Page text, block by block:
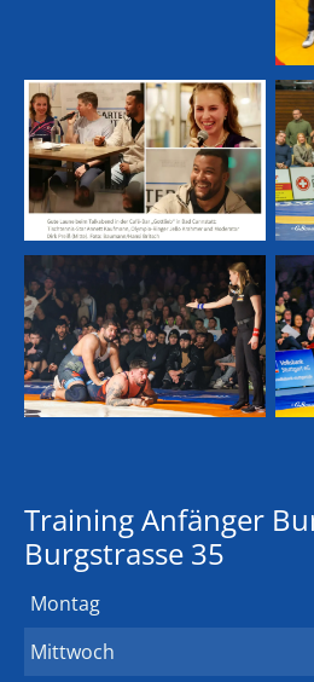
Training Anfänger
Burgstrasse 35
Montag
Mittwoch